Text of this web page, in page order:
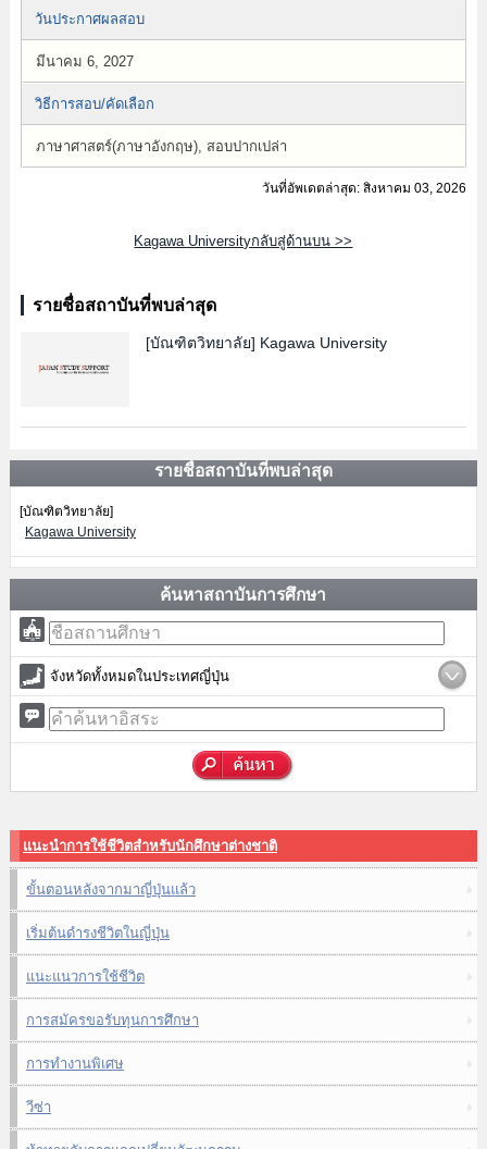
วันประกาศผลสอบ
มีนาคม 6, 2027
วิธีการสอบ/คัดเลือก
ภาษาศาสตร์(ภาษาอังกฤษ), สอบปากเปล่า
วันที่อัพเดตล่าสุด: สิงหาคม 03, 2026
Kagawa Universityกลับสู่ด้านบน >>
รายชื่อสถาบันที่พบล่าสุด
[บัณฑิตวิทยาลัย] Kagawa University
รายชื่อสถาบันที่พบล่าสุด
[บัณฑิตวิทยาลัย]
Kagawa University
ค้นหาสถาบันการศึกษา
จังหวัดทั้งหมดในประเทศญี่ปุ่น
แนะนำการใช้ชีวิตสำหรับนักศึกษาต่างชาติ
ขั้นตอนหลังจากมาญี่ปุ่นแล้ว
เริ่มต้นดำรงชีวิตในญี่ปุ่น
แนะแนวการใช้ชีวิต
การสมัครขอรับทุนการศึกษา
การทำงานพิเศษ
วีซ่า